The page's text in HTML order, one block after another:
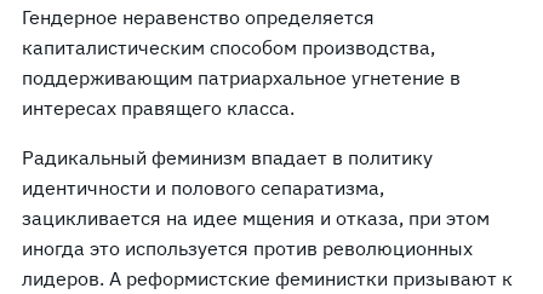
Гендерное неравенство определяется
капиталистическим способом производства,
поддерживающим патриархальное угнетение в
интересах правящего класса.
Радикальный феминизм впадает в политику
идентичности и полового сепаратизма,
зацикливается на идее мщения и отказа, при этом
иногда это используется против революционных
лидеров. А реформистские феминистки призывают к